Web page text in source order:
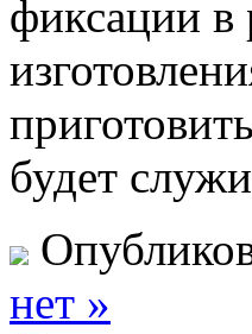
фиксации
будет
нет »